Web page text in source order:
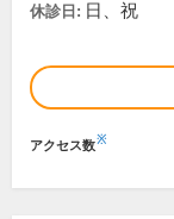
休診日: 日、祝
アクセス数※